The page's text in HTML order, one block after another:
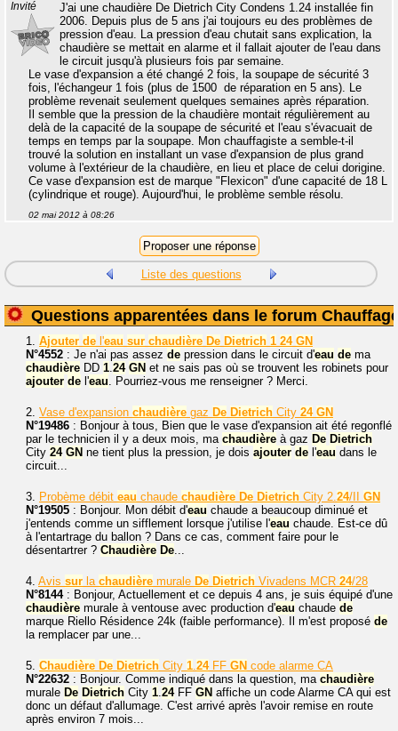
Invité
J'ai une chaudière De Dietrich City Condens 1.24 installée fin
2006. Depuis plus de 5 ans j'ai toujours eu des problèmes de
pression d'eau. La pression d'eau chutait sans explication, la
chaudière se mettait en alarme et il fallait ajouter de l'eau dans
le circuit jusqu'à plusieurs fois par semaine.
Le vase d'expansion a été changé 2 fois, la soupape de sécurité 3
fois, l'échangeur 1 fois (plus de 1500  de réparation en 5 ans). Le
problème revenait seulement quelques semaines après réparation.
Il semble que la pression de la chaudière montait régulièrement au
delà de la capacité de la soupape de sécurité et l'eau s'évacuait de
temps en temps par la soupape. Mon chauffagiste a semble-t-il
trouvé la solution en installant un vase d'expansion de plus grand
volume à l'extérieur de la chaudière, en lieu et place de celui dorigine.
Ce vase d'expansion est de marque "Flexicon" d'une capacité de 18 L
(cylindrique et rouge). Aujourd'hui, le problème semble résolu.
02 mai 2012 à 08:26
Liste des questions
Questions apparentées dans le forum
1. Ajouter de l'eau sur chaudière De Dietrich 1 24 GN
N°4552 : Je n'ai pas assez de pression dans le circuit d'eau de ma
chaudière DD 1.24 GN et ne sais pas où se trouvent les robinets pour
ajouter de l'eau. Pourriez-vous me renseigner ? Merci.
2. Vase d'expansion chaudière gaz De Dietrich City 24 GN
N°19486 : Bonjour à tous, Bien que le vase d'expansion ait été regonflé
par le technicien il y a deux mois, ma chaudière à gaz De Dietrich
City 24 GN ne tient plus la pression, je dois ajouter de l'eau dans le
circuit...
3. Probème débit eau chaude chaudière De Dietrich City 2.24/II GN
N°19505 : Bonjour. Mon débit d'eau chaude a beaucoup diminué et
j'entends comme un sifflement lorsque j'utilise l'eau chaude. Est-ce dû
à l'entartrage du ballon ? Dans ce cas, comment faire pour le
désentartrer ? Chaudière De...
4. Avis sur la chaudière murale De Dietrich Vivadens MCR 24/28
N°8144: Bonjour, Actuellement et ce depuis 4 ans, je suis équipé d'une
chaudière murale à ventouse avec production d'eau chaude de
marque Riello Résidence 24k (faible performance). Il m'est proposé de
la remplacer par une...
5. Chaudière De Dietrich City 1.24FF GN code alarme CA
N°22632 : Bonjour. Comme indiqué dans la question, ma chaudière
murale De Dietrich City 1.24FF GN affiche un code Alarme CA qui est
donc un défaut d'allumage. C'est arrivé après l'avoir remise en route
après environ 7 mois...